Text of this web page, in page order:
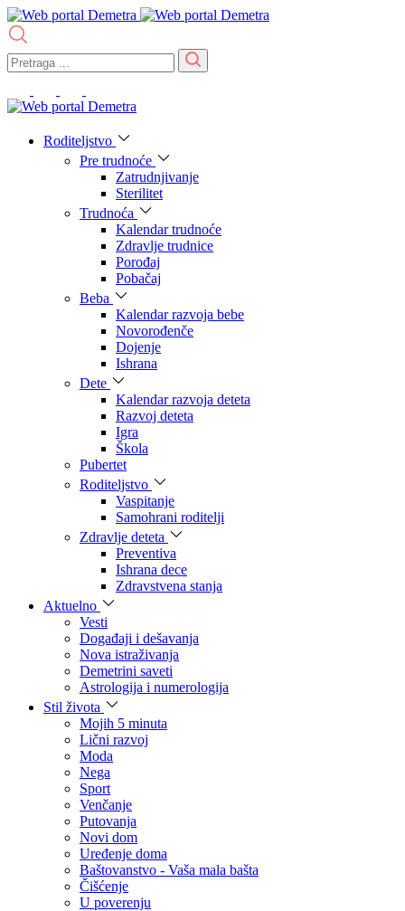
Roditeljstvo
Pre trudnoće
Zatrudnjivanje
Sterilitet
Trudnoća
Kalendar trudnoće
Zdravlje trudnice
Porođaj
Pobačaj
Beba
Kalendar razvoja bebe
Novorođenče
Dojenje
Ishrana
Dete
Kalendar razvoja deteta
Razvoj deteta
Igra
Škola
Pubertet
Roditeljstvo
Vaspitanje
Samohrani roditelji
Zdravlje deteta
Preventiva
Ishrana dece
Zdravstvena stanja
Aktuelno
Vesti
Događaji i dešavanja
Nova istraživanja
Demetrini saveti
Astrologija i numerologija
Stil života
Mojih 5 minuta
Lični razvoj
Moda
Nega
Sport
Venčanje
Putovanja
Novi dom
Uređenje doma
Baštovanstvo - Vaša mala bašta
Čišćenje
U poverenju